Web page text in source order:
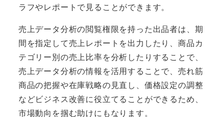
ラフやレポートで見ることができます。
売上データ分析の閲覧権限を持った出品者は、期
間を指定して売上レポートを出力したり、商品カ
テゴリー別の売上比率を分析したりすることで、
売上データ分析の情報を活用することで、売れ筋
商品の把握や在庫戦略の見直し、価格設定の調整
などビジネス改善に役立てることができるため、
市場動向を掴む助けにもなります。